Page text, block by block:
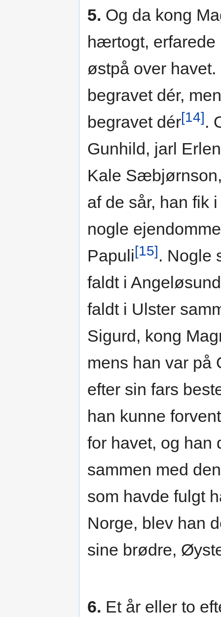
5. Og da kong
hærtogt, erfarede
østpå over
begravet dér,
begravet dér[14].
Gunhild, jarl
Kale
af de sår, han fik
nogle
Papuli[15]. Nogle
faldt i
faldt i Ulster
Sigurd, kong
mens han var på
efter sin fars
han kunne
for havet, og han
sammen med
som havde fulgt
Norge, blev han
sine brødre,
6. Et år eller to